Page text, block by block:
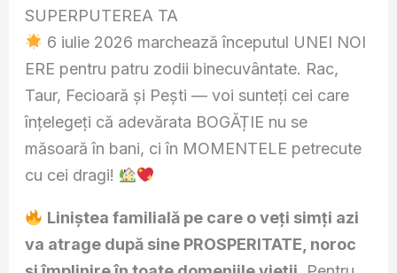
SUPERPUTEREA TA
6 iulie 2026 marchează începutul UNEI NOI
ERE pentru patru zodii binecuvântate. Rac,
Taur, Fecioară și Pești — voi sunteți cei care
înțelegeți că adevărata BOGĂȚIE nu se
măsoară în bani, ci în MOMENTELE petrecute
cu cei dragi!
Liniștea familială pe care o veți simți azi
va atrage după sine PROSPERITATE, noroc